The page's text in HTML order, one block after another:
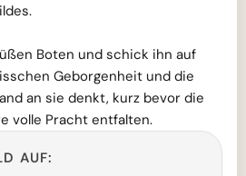
Boten und schick ihn auf
Geborgenheit und die
an sie denkt, kurz bevor die
volle Pracht entfalten.
AUF: